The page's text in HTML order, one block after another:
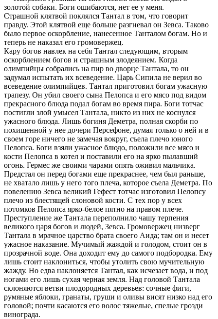
золотой собаки. Боги ошибаются, нет ее у меня.
Страшной клятвой поклялся Тантал в том, что говорит
правду. Этой клятвой еще больше разгневал он Зевса. Таково
было первое оскорбление, нанесенное Танталом богам. Но и
теперь не наказал его громовержец.
Кару богов навлек на себя Тантал следующим, вторым
оскорблением богов и страшным злодеянием. Когда
олимпийцы собрались на пир во дворце Тантала, то он
задумал испытать их всеведение. Царь Сипила не верил во
всеведение олимпийцев. Тантал приготовил богам ужасную
трапезу. Он убил своего сына Пелопса и его мясо под видом
прекрасного блюда подал богам во время пира. Боги тотчас
постигли злой умысел Тантала, никто из них не коснулся
ужасного блюда. Лишь богиня Деметра, полная скорби по
похищенной у нее дочери Персефоне, думая только о ней и в
своем горе ничего не замечая вокруг, съела плечо юного
Пелопса. Боги взяли ужасное блюдо, положили все мясо и
кости Пелопса в котел и поставили его на ярко пылавший
огонь. Гермес же своими чарами опять оживил мальчика.
Предстал он перед богами еще прекраснее, чем был раньше,
не хватало лишь у него того плеча, которое съела Деметра. По
повелению Зевса великий Гефест тотчас изготовил Пелопсу
плечо из блестящей слоновой кости. С тех пор у всех
потомков Пелопса ярко-белое пятно на правом плече.
Преступление же Тантала переполнило чашу терпения
великого царя богов и людей, Зевса. Громовержец низверг
Тантала в мрачное царство брата своего Аида; там он и несет
ужасное наказание. Мучимый жаждой и голодом, стоит он в
прозрачной воде. Она доходит ему до самого подбородка. Ему
лишь стоит наклониться, чтобы утолить свою мучительную
жажду. Но едва наклоняется Тантал, как исчезает вода, и под
ногами его лишь сухая черная земля. Над головой Тантала
склоняются ветви плодородных деревьев: сочные фиги,
румяные яблоки, гранаты, груши и оливы висят низко над его
головой; почти касаются его волос тяжелые, спелые грозди
винограда.